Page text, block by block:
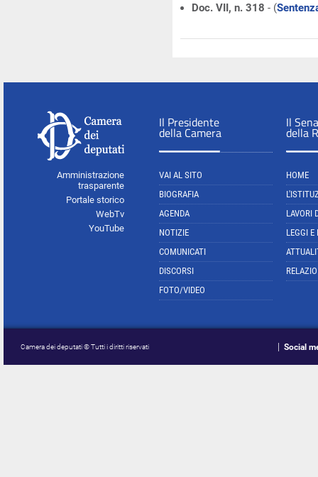
Doc. VII, n. 318 - (
Amministrazione
trasparente
Portale storico
WebTv
YouTube
Il Presidente
della Camera
VAI AL SITO
BIOGRAFIA
AGENDA
NOTIZIE
COMUNICATI
DISCORSI
FOTO/VIDEO
Il
della
HOME
LAVORI
LEGGI E
Camera dei deputati © Tutti i diritti riservati Social